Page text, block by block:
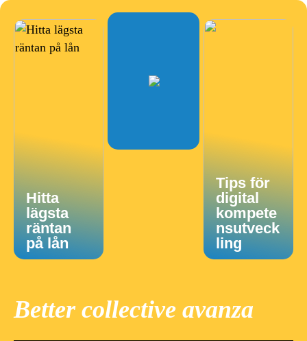
Hitta
lägsta
räntan
på lån
Tips för
digital
kompete
nsutveck
ling
Better collective avanza